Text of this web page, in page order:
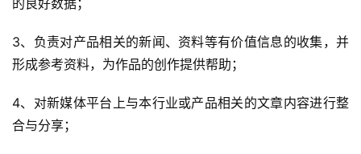
3、负责对产品相关的新闻、资料等有价值信息的收集，并
形成参考资料，为作品的创作提供帮助；
4、对新媒体平台上与本行业或产品相关的文章内容进行整
合与分享；